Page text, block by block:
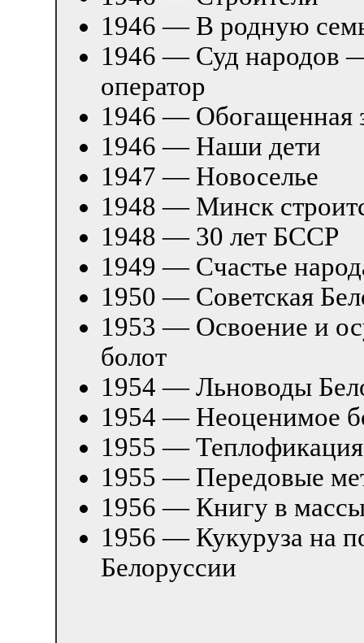
1946 — В родную
1946 — Суд народов
оператор
1946 — Обогащенная
1946 — Наши дети
1947 — Новоселье
1948 — Минск
1948 — 30 лет БССР
1949 — Счастье
1950 — Советская
1953 — Освоение и
болот
1954 — Льноводы
1954 — Неоценимое
1955 — Теплофикация
1955 — Передовые
1956 — Книгу в
1956 — Кукуруза на
Белоруссии